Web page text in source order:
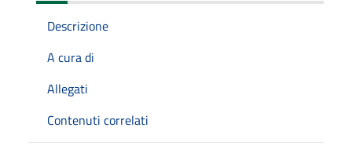
Descrizione
A cura di
Allegati
Contenuti correlati